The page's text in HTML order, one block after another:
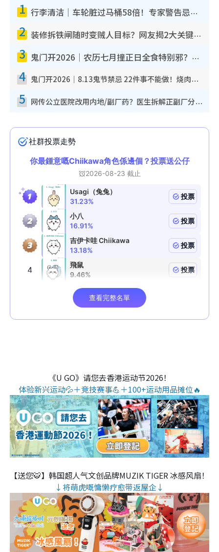
1 行李清洁｜车轮脏过马桶58倍！专家警告忌用酒精擦 教1招免脏手除菌
2 装修拆铁闸随时变贼人目标？网友揭2大关键用途：装新款等于白装？附新旧铁闸分别
3 鬼门开2026｜农历七月撞正日全食特别邪？专家警告切忌做一事！揭4大禁忌+2招保平安
4 鬼门开2026｜8.13鬼节禁忌 22件事不能做！烧肉、刺身要少食？半夜勿吹口哨/打给个电话
5 网传公立医院改用内地/副厂药？医生拆解正副厂分别，揭4类人换药随时出事
《U GO》请您去香港运动节2026！
体验新兴运动💦＋竞技赛事💪＋100+运动用品摊位🔥
【送您🐯】韩国超人气文创品牌MUZIK TIGER 冰感风扇！
↓将萌虎嘅慵懒疗愈带返屋企↓